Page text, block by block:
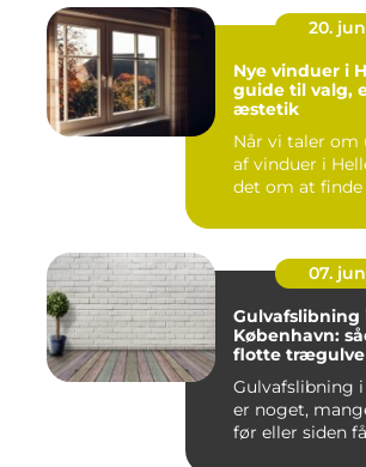
20. jun
Nye vinduer i
guide til valg,
æstetik
Når vi taler om
af vinduer i
det om at finde
07. jun
Gulvafslibning
København:
flotte
Gulvafslibning
er noget,
før eller siden